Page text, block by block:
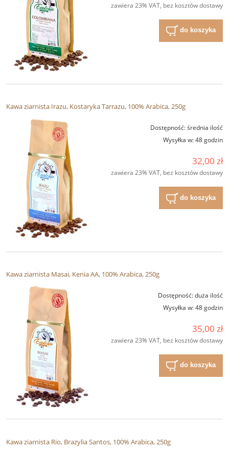
zawiera 23% VAT, bez kosztów dostawy
do koszyka
Kawa ziarnista Irazu, Kostaryka Tarrazu, 100% Arabica, 250g
Dostępność:średnia ilość
Wysyłka w:48 godzin
32,00 zł
zawiera 23% VAT, bez kosztów dostawy
do koszyka
Kawa ziarnista Masai, Kenia AA, 100% Arabica, 250g
Dostępność:duża ilość
Wysyłka w:48 godzin
35,00 zł
zawiera 23% VAT, bez kosztów dostawy
do koszyka
Kawa ziarnista Rio, Brazylia Santos, 100% Arabica, 250g